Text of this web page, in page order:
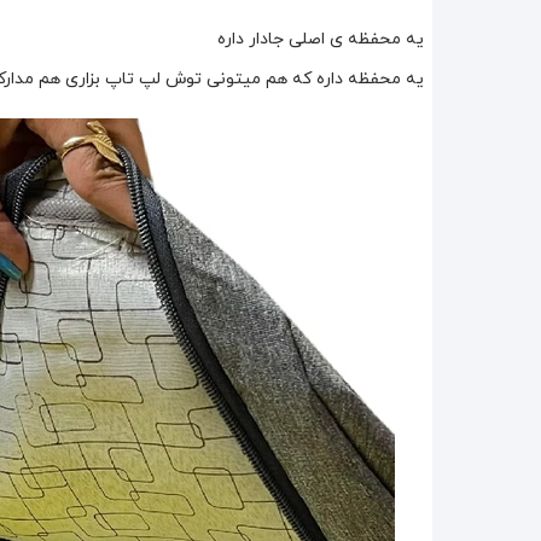
یه محفظه ی اصلی جادار داره
یه محفظه داره که هم میتونی توش لپ تاپ بزاری هم